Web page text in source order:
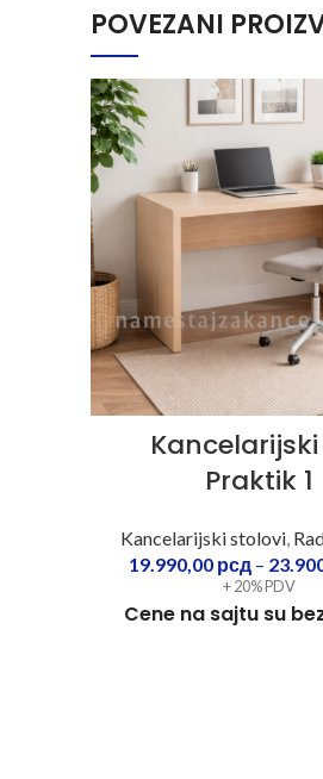
POVEZANI
Praktik 1
Kancelarijski stolovi,
19.990,00 рсд–
+ 20% PDV
Cene na sajtu su